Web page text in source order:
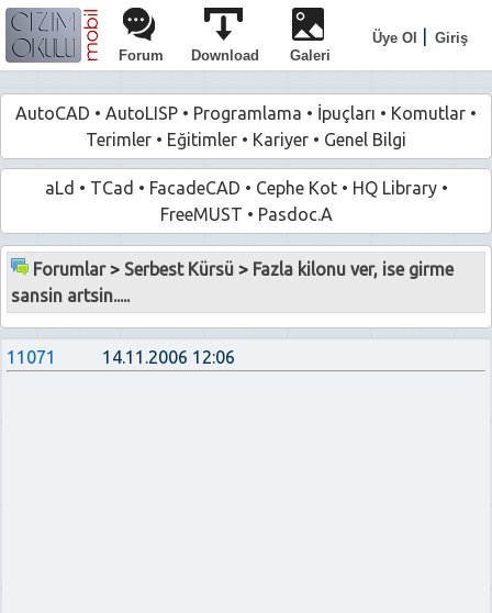
Üye Ol
Giriş
Forum
Download Galeri
AutoCAD • AutoLISP • Programlama • İpuçları • Komutlar •
Terimler • Eğitimler • Kariyer • Genel Bilgi
aLd • TCad • FacadeCAD • Cephe Kot• HQ Library•
FreeMUST • Pasdoc.A
Forumlar>Serbest Kürsü > Fazla kilonu ver, ise girme
sansin artsin.....
11071 14.11.2006 12:06